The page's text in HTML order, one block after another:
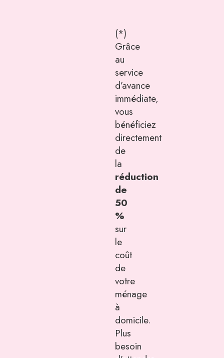
(*)
Grâce
au
service
d’avance
immédiate,
vous
bénéficiez
directement
de
la
réduction
de
50
%
sur
le
coût
de
votre
ménage
à
domicile.
Plus
besoin